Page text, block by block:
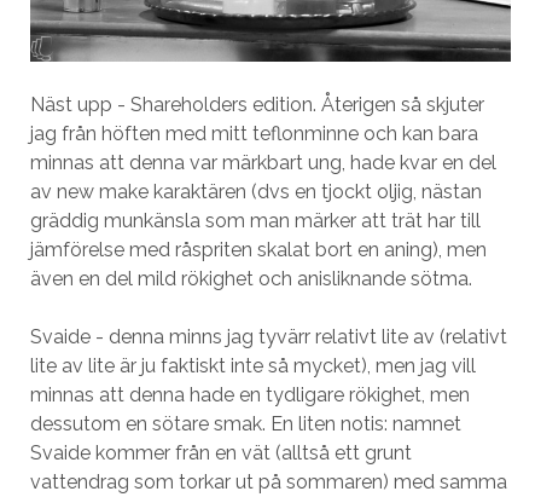
Näst upp - Shareholders edition. Återigen så skjuter
jag från höften med mitt teflonminne och kan bara
minnas att denna var märkbart ung, hade kvar en del
av new make karaktären (dvs en tjockt oljig, nästan
gräddig munkänsla som man märker att trät har till
jämförelse med råspriten skalat bort en aning), men
även en del mild rökighet och anisliknande sötma.
Svaide - denna minns jag tyvärr relativt lite av (relativt
lite av lite är ju faktiskt inte så mycket), men jag vill
minnas att denna hade en tydligare rökighet, men
dessutom en sötare smak. En liten notis: namnet
Svaide kommer från en vät (alltså ett grunt
vattendrag som torkar ut på sommaren) med samma